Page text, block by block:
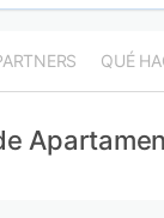
QUÉ